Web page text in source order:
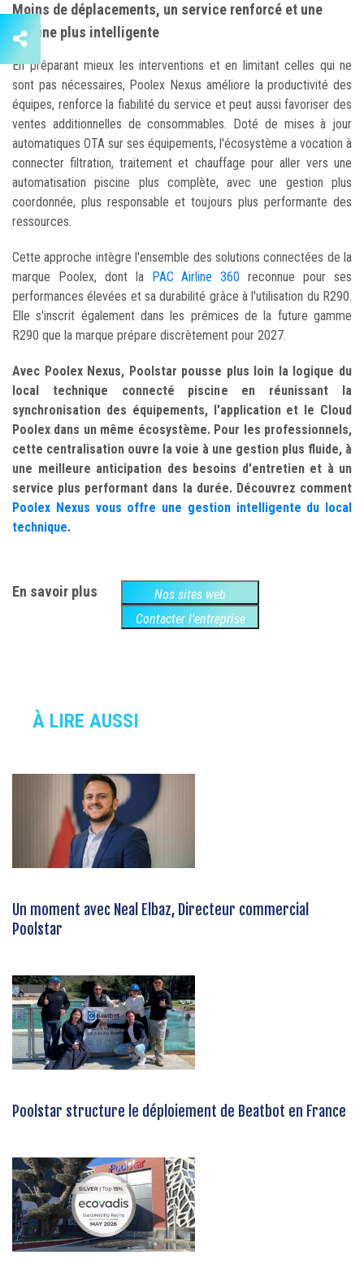
Moins de déplacements, un service renforcé et une
piscine plus intelligente
En préparant mieux les interventions et en limitant celles qui ne
sont pas nécessaires, Poolex Nexus améliore la productivité des
équipes, renforce la fiabilité du service et peut aussi favoriser des
ventes additionnelles de consommables. Doté de mises à jour
automatiques OTA sur ses équipements, l'écosystème a vocation à
connecter filtration, traitement et chauffage pour aller vers une
automatisation piscine plus complète, avec une gestion plus
coordonnée, plus responsable et toujours plus performante des
ressources.
Cette approche intègre l'ensemble des solutions connectées de la
marque Poolex, dont la
PAC Airline 360 reconnue pour ses
performances élevées et sa durabilité grâce à l'utilisation du R290.
Elle s'inscrit également dans les prémices de la future gamme
R290 que la marque prépare discrètement pour 2027.
Avec Poolex Nexus, Poolstar pousse plus loin la logique du
local technique connecté piscine en réunissant la
synchronisation des équipements, l'application et le Cloud
Poolex dans un même écosystème. Pour les professionnels,
cette centralisation ouvre la voie à une gestion plus fluide, à
une meilleure anticipation des besoins d'entretien et à un
service plus performant dans la durée. Découvrez comment
Poolex Nexus vous offre une gestion intelligente du local
technique.
En savoir plus
Nos sites web
Contacter l'entreprise
À LIRE AUSSI
Un moment avec Neal Elbaz, Directeur commercial
Poolstar
Poolstar structure le déploiement de Beatbot en France